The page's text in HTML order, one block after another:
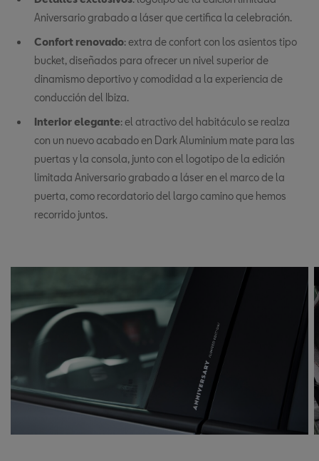
Aniversario grabado a láser que certifica la celebración.
Confort renovado: extra de confort con los asientos tipo
bucket, diseñados para ofrecer un nivel superior de
dinamismo deportivo y comodidad a la experiencia de
conducción del Ibiza.
Interior elegante: el atractivo del habitáculo se realza
con un nuevo acabado en Dark Aluminium mate para las
puertas y la consola, junto con el logotipo de la edición
limitada Aniversario grabado a láser en el marco de la
puerta, como recordatorio del largo camino que hemos
recorrido juntos.